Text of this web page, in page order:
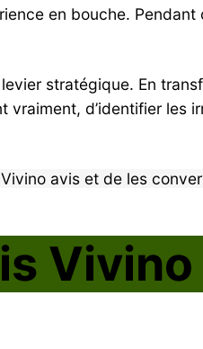
en bouche.
stratégique. En
d’identifier les
avis et de les